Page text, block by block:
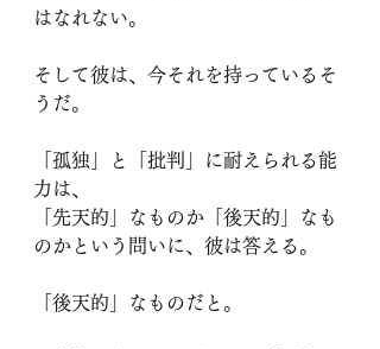
はなれない。
そして彼は、今それを持っているそ
うだ。
「孤独」と「批判」に耐えられる能
力は、
「先天的」なものか「後天的」なも
のかという問いに、彼は答える。
「後天的」なものだと。